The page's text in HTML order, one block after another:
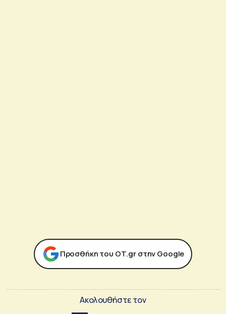
Προσθήκη του ΟΤ.gr στην Google
Ακολουθήστε τον